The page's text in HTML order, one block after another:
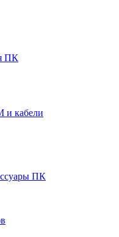
ПК
и кабели
ПК